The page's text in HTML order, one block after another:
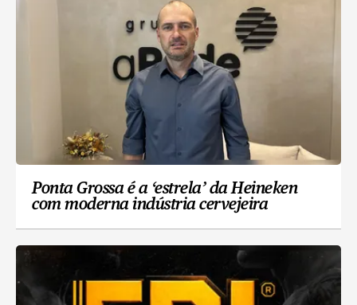
Ponta Grossa é a ‘estrela’ da Heineken
com moderna indústria cervejeira